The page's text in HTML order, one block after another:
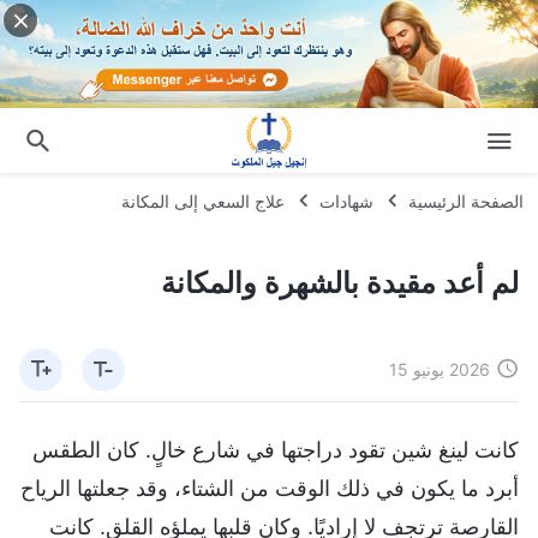
الصفحة الرئيسية شهادات علاج السعي إلى المكانة
لم أعد مقيدة بالشهرة والمكانة
2026 يونيو 15
كانت لينغ شين تقود دراجتها في شارع خالٍ. كان الطقس
أبرد ما يكون في ذلك الوقت من الشتاء، وقد جعلتها الرياح
القارصة ترتجف لا إراديًا. وكان قلبها يملؤه القلق. كانت